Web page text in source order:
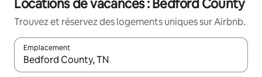
Locations de vacances : Bedford County
Trouvez et réservez des logements uniques sur Airbnb.
Emplacement
Quand les résultats sont affichés, parcourez-les en utilisant